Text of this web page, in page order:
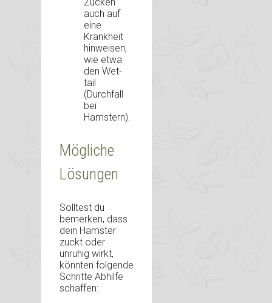
auch auf
eine
Krankheit
hinweisen,
wie etwa
den Wet-
tail
(Durchfall
bei
Hamstern).
Mögliche
Lösungen
Solltest du
bemerken, dass
dein Hamster
zuckt oder
unruhig wirkt,
könnten folgende
Schritte Abhilfe
schaffen: